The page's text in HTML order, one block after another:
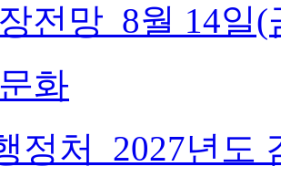
전망_8월 14일(
화
정처_2027년도